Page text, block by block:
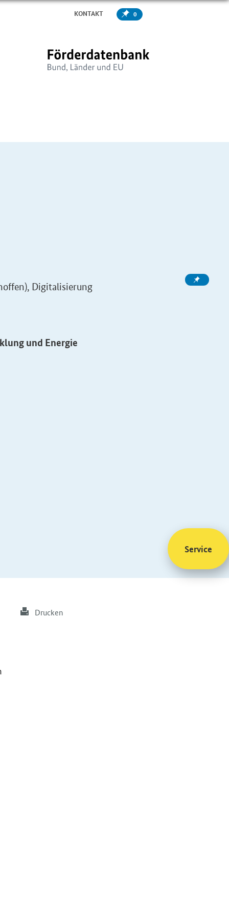
KONTAKT 0
Digitalisierung
und Energie
Drucken
Service